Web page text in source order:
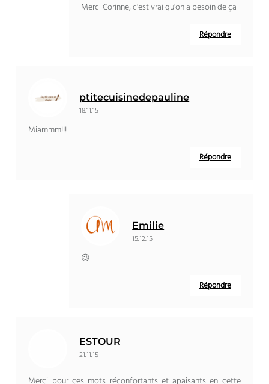
Merci Corinne, c’est vrai qu’on a besoin de ça
Répondre
ptitecuisinedepauline
18.11.15
Miammm!!!
Répondre
Emilie
15.12.15
😉
Répondre
ESTOUR
21.11.15